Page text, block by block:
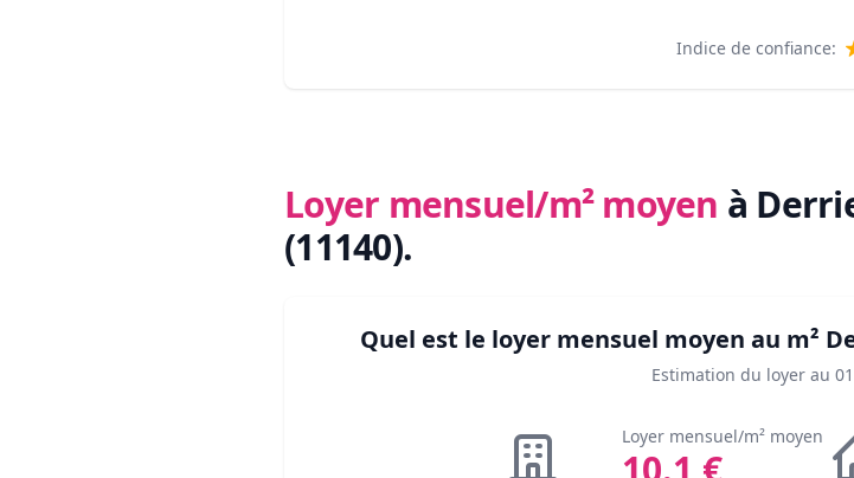
Indice de confiance:
Loyer mensuel/m² moyen à
(11140).
Quel est le loyer mensuel moyen au m²
Estimation du loyer au
Loyer mensuel/m² moyen